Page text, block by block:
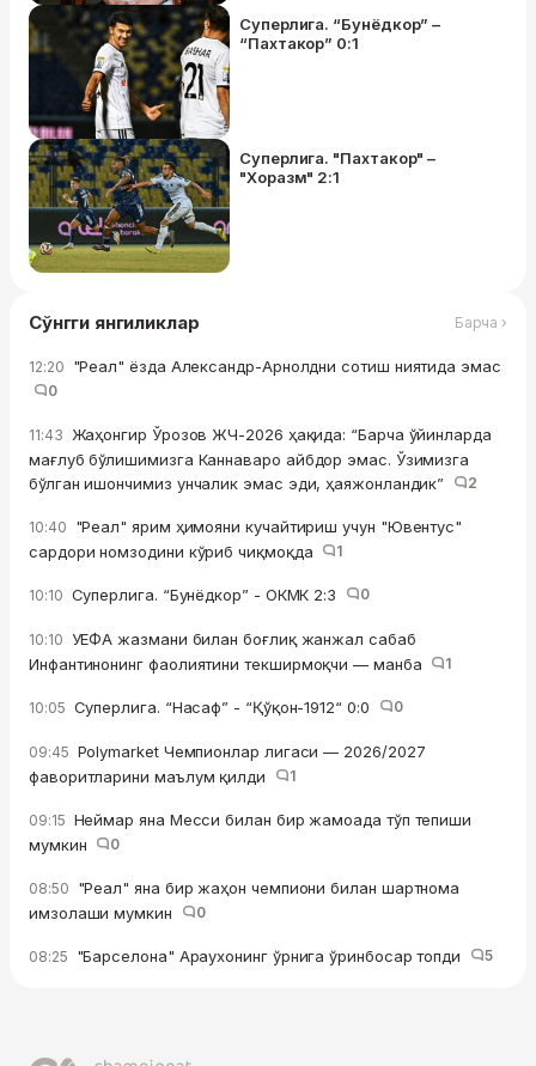
Суперлига. “Бунёдкор” –
“Пахтакор” 0:1
Суперлига. "Пахтакор" –
"Хоразм" 2:1
Сўнгги янгиликлар Барча ›
12:20 "Реал" ёзда Александр-Арнолдни сотиш ниятида эмас
0
11:43 Жаҳонгир Ўрозов ЖЧ-2026 ҳақида: “Барча ўйинларда
мағлуб бўлишимизга Каннаваро айбдор эмас. Ўзимизга
бўлган ишончимиз унчалик эмас эди, ҳаяжонландик”
2
10:40 "Реал" ярим ҳимояни кучайтириш учун "Ювентус"
сардори номзодини кўриб чиқмоқда
1
10:10 Суперлига. “Бунёдкор” - ОКМК 2:3 0
10:10 УЕФА жазмани билан боғлиқ жанжал сабаб
Инфантинонинг фаолиятини текширмоқчи — манба
1
10:05 Суперлига. “Насаф” - “Қўқон-1912“ 0:0 0
09:45 Polymarket Чемпионлар лигаси — 2026/2027
фаворитларини маълум қилди
1
09:15 Неймар яна Месси билан бир жамоада тўп тепиши
мумкин
0
08:50 "Реал" яна бир жаҳон чемпиони билан шартнома
имзолаши мумкин
0
08:25 "Барселона" Араухонинг ўрнига ўринбосар топди 5